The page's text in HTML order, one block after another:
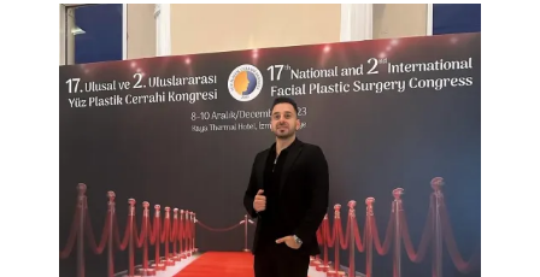
Doç. Dr. Songül Alemdaroğlu
Adana / Seyhan
Tüm Doktorlar
Tüm doktorları göster